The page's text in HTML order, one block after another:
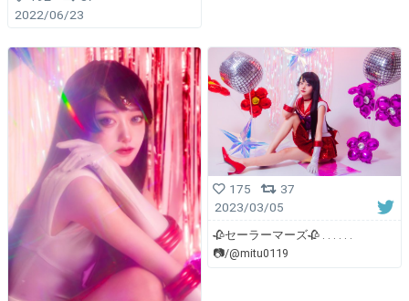
2022/06/23
175
37
2023/03/05
🥀セーラーマーズ🥀 . . . . . .
📷/@mitu0119